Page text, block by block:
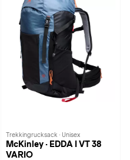
Trekkingrucksack · Unisex
McKinley · EDDA I VT 38
VARIO